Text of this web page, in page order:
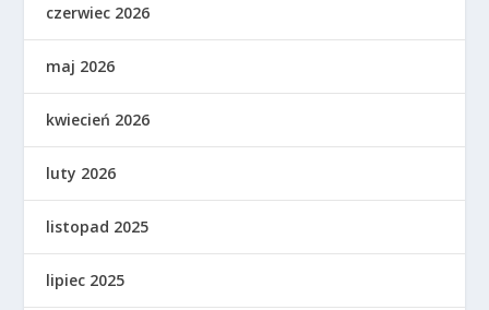
czerwiec 2026
maj 2026
kwiecień 2026
luty 2026
listopad 2025
lipiec 2025